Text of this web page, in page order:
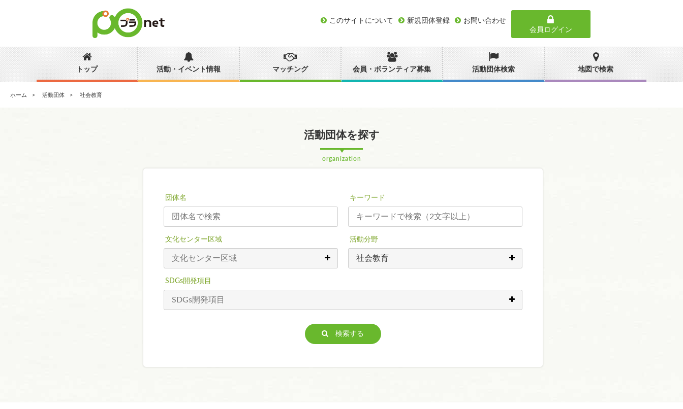
このサイトについて 新規団体登録
お問い合わせ
会員ログイン
トップ 活動・イベント情報 マッチング 会員・ボランティア募集 活動団体検索 地図で検索
ホーム 活動団体 社会教育
活動団体を探す
organization
団体名 キーワード
文化センター区域 活動分野
SDGs開発項目
検索する